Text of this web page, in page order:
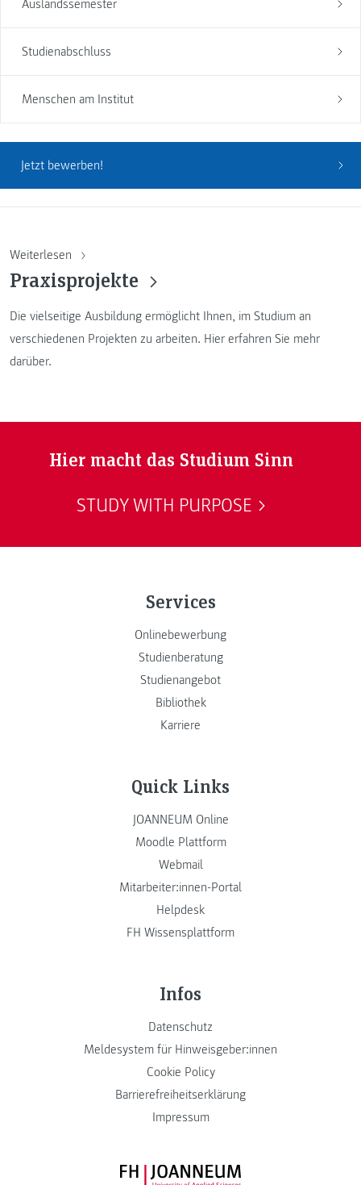
Auslandssemester
Studienabschluss
Menschen am Institut
Jetzt bewerben!
Weiterlesen
Praxisprojekte
Die vielseitige Ausbildung ermöglicht Ihnen, im Studium an
verschiedenen Projekten zu arbeiten. Hier erfahren Sie mehr
darüber.
Hier macht das Studium Sinn
STUDY WITH PURPOSE
Services
Onlinebewerbung
Studienberatung
Studienangebot
Bibliothek
Karriere
Quick Links
JOANNEUM Online
Moodle Plattform
Webmail
Mitarbeiter:innen-Portal
Helpdesk
FH Wissensplattform
Infos
Datenschutz
Meldesystem für Hinweisgeber:innen
Cookie Policy
Barrierefreiheitserklärung
Impressum
FH JOANNEUM Logo